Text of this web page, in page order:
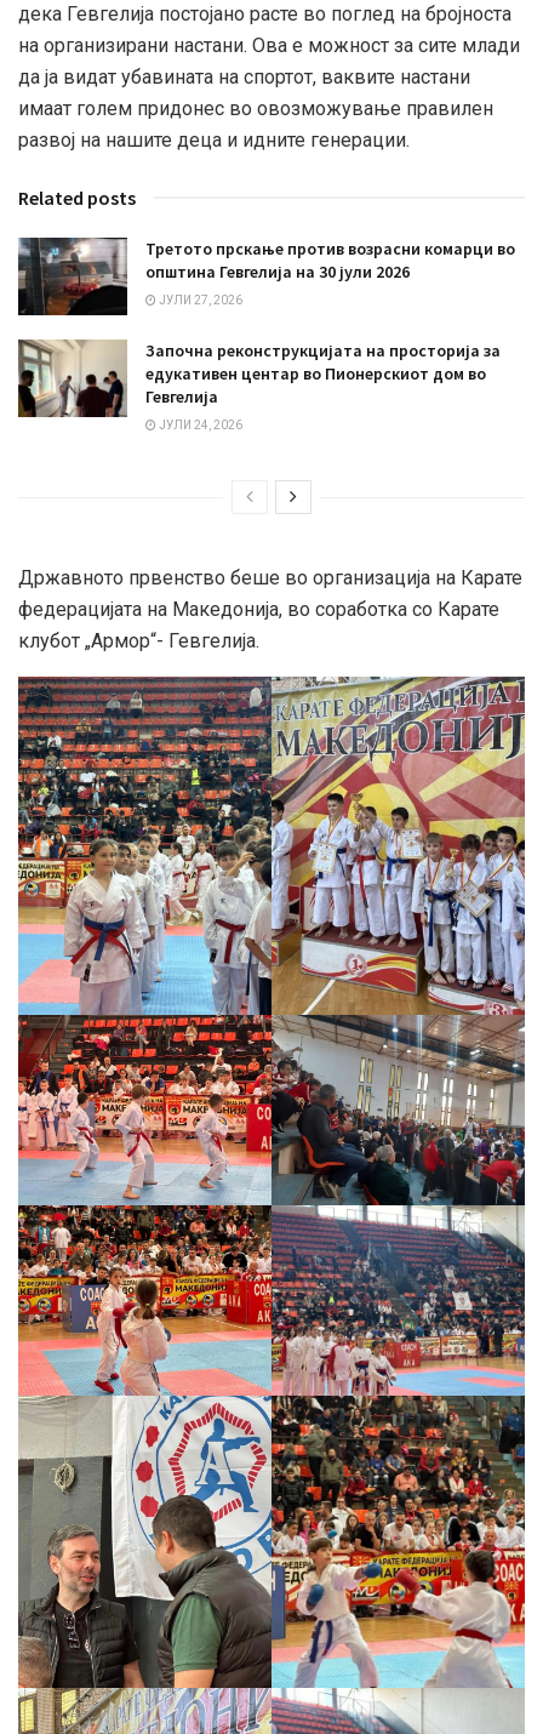
дека Гевгелија постојано расте во поглед на бројноста
на организирани настани. Ова е можност за сите млади
да ја видат убавината на спортот, ваквите настани
имаат голем придонес во овозможување правилен
развој на нашите деца и идните генерации.
Related posts
Третото прскање против возрасни комарци во
општина Гевгелија на 30 јули 2026
ЈУЛИ 27, 2026
Започна реконструкцијата на просторија за
едукативен центар во Пионерскиот дом во
Гевгелија
ЈУЛИ 24, 2026
Државното првенство беше во организација на Карате
федерацијата на Македонија, во соработка со Карате
клубот „Армор“- Гевгелија.